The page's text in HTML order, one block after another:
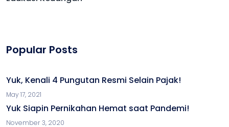
Popular Posts
Yuk, Kenali 4 Pungutan Resmi Selain Pajak!
May 17, 2021
Yuk Siapin Pernikahan Hemat saat Pandemi!
November 3, 2020